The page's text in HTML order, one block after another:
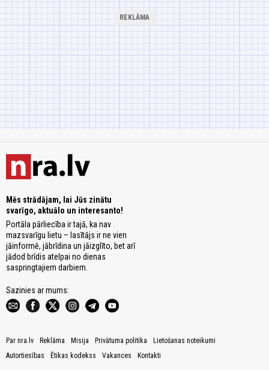
Mēs strādājam, lai Jūs zinātu
svarīgo, aktuālo un interesanto!
Portāla pārliecība ir tajā, ka nav
mazsvarīgu lietu – lasītājs ir ne vien
jāinformē, jābrīdina un jāizglīto, bet arī
jādod brīdis atelpai no dienas
saspringtajiem darbiem.
Sazinies ar mums:
Par nra.lv Reklāma Misija Privātuma politika
Lietošanas noteikumi
Autortiesības
Ētikas kodekss Vakances Kontakti